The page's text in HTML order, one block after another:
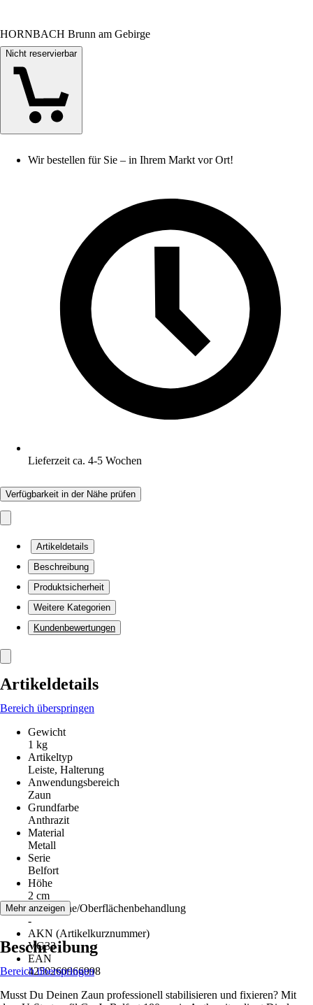
HORNBACH Brunn am Gebirge
Nicht reservierbar
Wir bestellen für Sie – in Ihrem Markt vor Ort!
Lieferzeit ca. 4-5 Wochen
Verfügbarkeit in der Nähe prüfen
Artikeldetails
Beschreibung
Produktsicherheit
Weitere Kategorien
Kundenbewertungen
Artikeldetails
Bereich überspringen
Gewicht
1 kg
Artikeltyp
Leiste, Halterung
Anwendungsbereich
Zaun
Grundfarbe
Anthrazit
Material
Metall
Serie
Belfort
Höhe
2 cm
Oberfläche/Oberflächenbehandlung
-
AKN (Artikelkurznummer)
VG33
EAN
4250260966998
Mehr anzeigen
Beschreibung
Bereich überspringen
Musst Du Deinen Zaun professionell stabilisieren und fixieren? Mit